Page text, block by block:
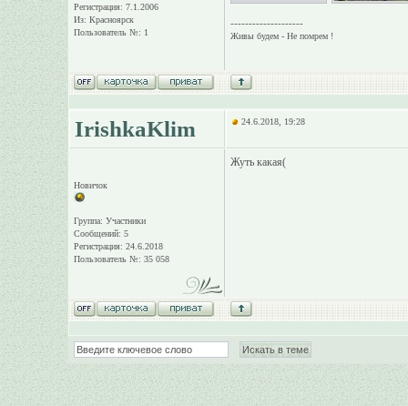
Регистрация: 7.1.2006
Из: Красноярск
Пользователь №: 1
--------------------
Живы будем - Не помрем !
IrishkaKlim 24.6.2018, 19:28
Новичок
Группа: Участники
Сообщений: 5
Регистрация: 24.6.2018
Пользователь №: 35 058
Жуть какая(